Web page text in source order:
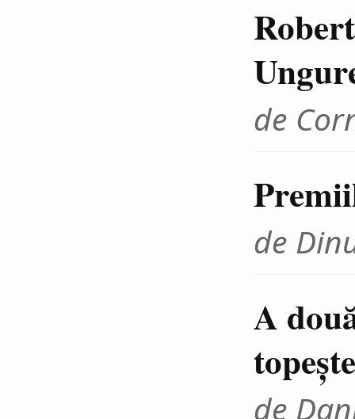
de
de
A
de